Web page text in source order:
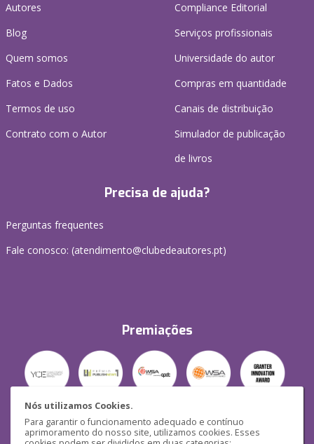
Nós utilizamos Cookies.
Para garantir o funcionamento adequado e contínuo
aprimoramento do nosso site, utilizamos cookies. Esses
Autores
Blog
Quem somos
Fatos e Dados
Termos de uso
Contrato com o Autor
Compliance Editorial
Serviços profissionais
Universidade do autor
Compras em quantidade
Canais de distribuição
Simulador de publicação
de livros
Precisa de ajuda?
Perguntas frequentes
Fale conosco: (atendimento@clubedeautores.pt)
Premiações
Segurança